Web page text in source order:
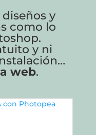
y
como lo
y ni
web.